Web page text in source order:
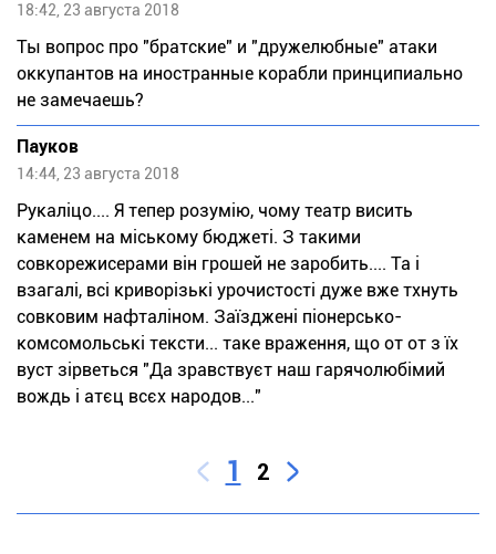
18:42, 23 августа 2018
Ты вопрос про "братские" и "дружелюбные" атаки
оккупантов на иностранные корабли принципиально
не замечаешь?
Пауков
14:44, 23 августа 2018
Рукаліцо.... Я тепер розумію, чому театр висить
каменем на міському бюджеті. З такими
совкорежисерами він грошей не заробить.... Та і
взагалі, всі криворізькі урочистості дуже вже тхнуть
совковим нафталіном. Заїзджені піонерсько-
комсомольські тексти... таке враження, що от от з їх
вуст зірветься "Да зравствуєт наш гарячолюбімий
вождь і атєц всєх народов..."
1 2